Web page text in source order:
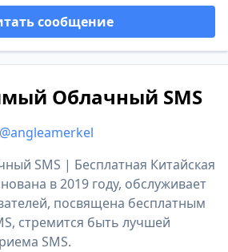
сообщение
Облачный SMS
@angleamerkel
SMS | Бесплатная Китайская
в 2019 году, обслуживает
посвящена бесплатным
стремится быть лучшей
SMS.